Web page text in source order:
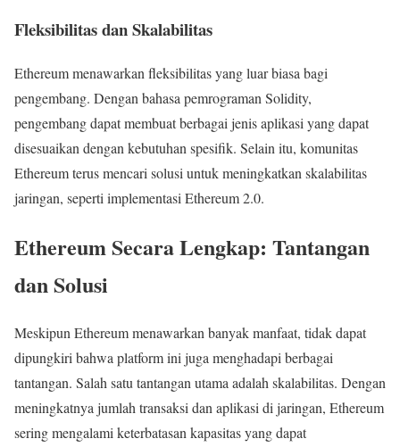
Fleksibilitas dan Skalabilitas
Ethereum menawarkan fleksibilitas yang luar biasa bagi
pengembang. Dengan bahasa pemrograman Solidity,
pengembang dapat membuat berbagai jenis aplikasi yang dapat
disesuaikan dengan kebutuhan spesifik. Selain itu, komunitas
Ethereum terus mencari solusi untuk meningkatkan skalabilitas
jaringan, seperti implementasi Ethereum 2.0.
Ethereum Secara Lengkap: Tantangan
dan Solusi
Meskipun Ethereum menawarkan banyak manfaat, tidak dapat
dipungkiri bahwa platform ini juga menghadapi berbagai
tantangan. Salah satu tantangan utama adalah skalabilitas. Dengan
meningkatnya jumlah transaksi dan aplikasi di jaringan, Ethereum
sering mengalami keterbatasan kapasitas yang dapat